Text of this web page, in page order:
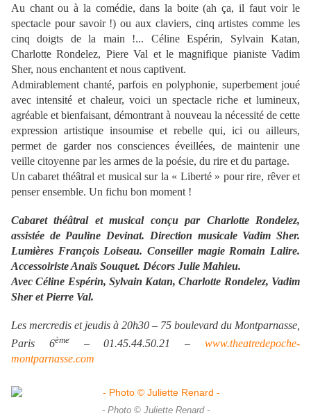
Au chant ou à la comédie, dans la boite (ah ça, il faut voir le
spectacle pour savoir !) ou aux claviers, cinq artistes comme les
cinq doigts de la main !... Céline Espérin, Sylvain Katan,
Charlotte Rondelez, Piere Val et le magnifique pianiste Vadim
Sher, nous enchantent et nous captivent.
Admirablement chanté, parfois en polyphonie, superbement joué
avec intensité et chaleur, voici un spectacle riche et lumineux,
agréable et bienfaisant, démontrant à nouveau la nécessité de cette
expression artistique insoumise et rebelle qui, ici ou ailleurs,
permet de garder nos consciences éveillées, de maintenir une
veille citoyenne par les armes de la poésie, du rire et du partage.
Un cabaret théâtral et musical sur la « Liberté » pour rire, rêver et
penser ensemble. Un fichu bon moment !
Cabaret théâtral et musical conçu par Charlotte Rondelez,
assistée de Pauline Devinat. Direction musicale Vadim Sher.
Lumières François Loiseau.Conseiller magie Romain Lalire.
Accessoiriste Anaïs Souquet. Décors Julie Mahieu.
Avec Céline Espérin, Sylvain Katan, Charlotte Rondelez, Vadim
Sher et Pierre Val.
Les mercredis et jeudis à 20h30 – 75 boulevard du Montparnasse,
Paris 6ème– 01.45.44.50.21 –www.theatredepoche-
montparnasse.com
- Photo © Juliette Renard -